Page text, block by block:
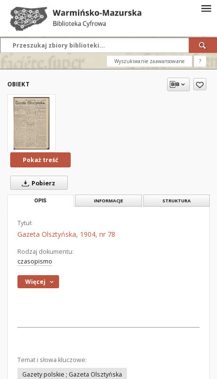
Wyszukiwanie zaawansowane ?
OBIEKT
Pokaż treść
Pobierz
OPIS INFORMACJE STRUKTURA
Tytuł:
Gazeta Olsztyńska, 1904, nr 78
Rodzaj dokumentu:
czasopismo
Więcej
Temat i słowa kluczowe:
Gazety polskie ; Gazeta Olsztyńska